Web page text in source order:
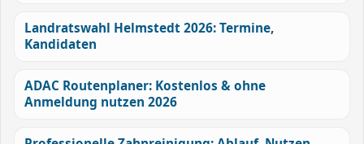
Landratswahl Helmstedt 2026: Termine,
Kandidaten
ADAC Routenplaner: Kostenlos & ohne
Anmeldung nutzen 2026